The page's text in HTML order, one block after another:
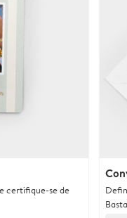
certifique-se de